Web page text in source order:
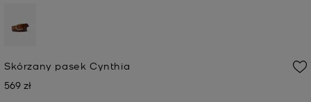
Skórzany pasek Cynthia
Teraz
569 zł